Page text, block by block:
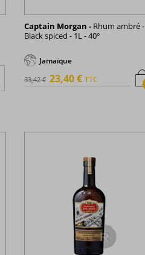
Captain Morgan -Rhum ambré -
Black spiced - 1L - 40°
Jamaïque
33,42 € 23,40 € TTC